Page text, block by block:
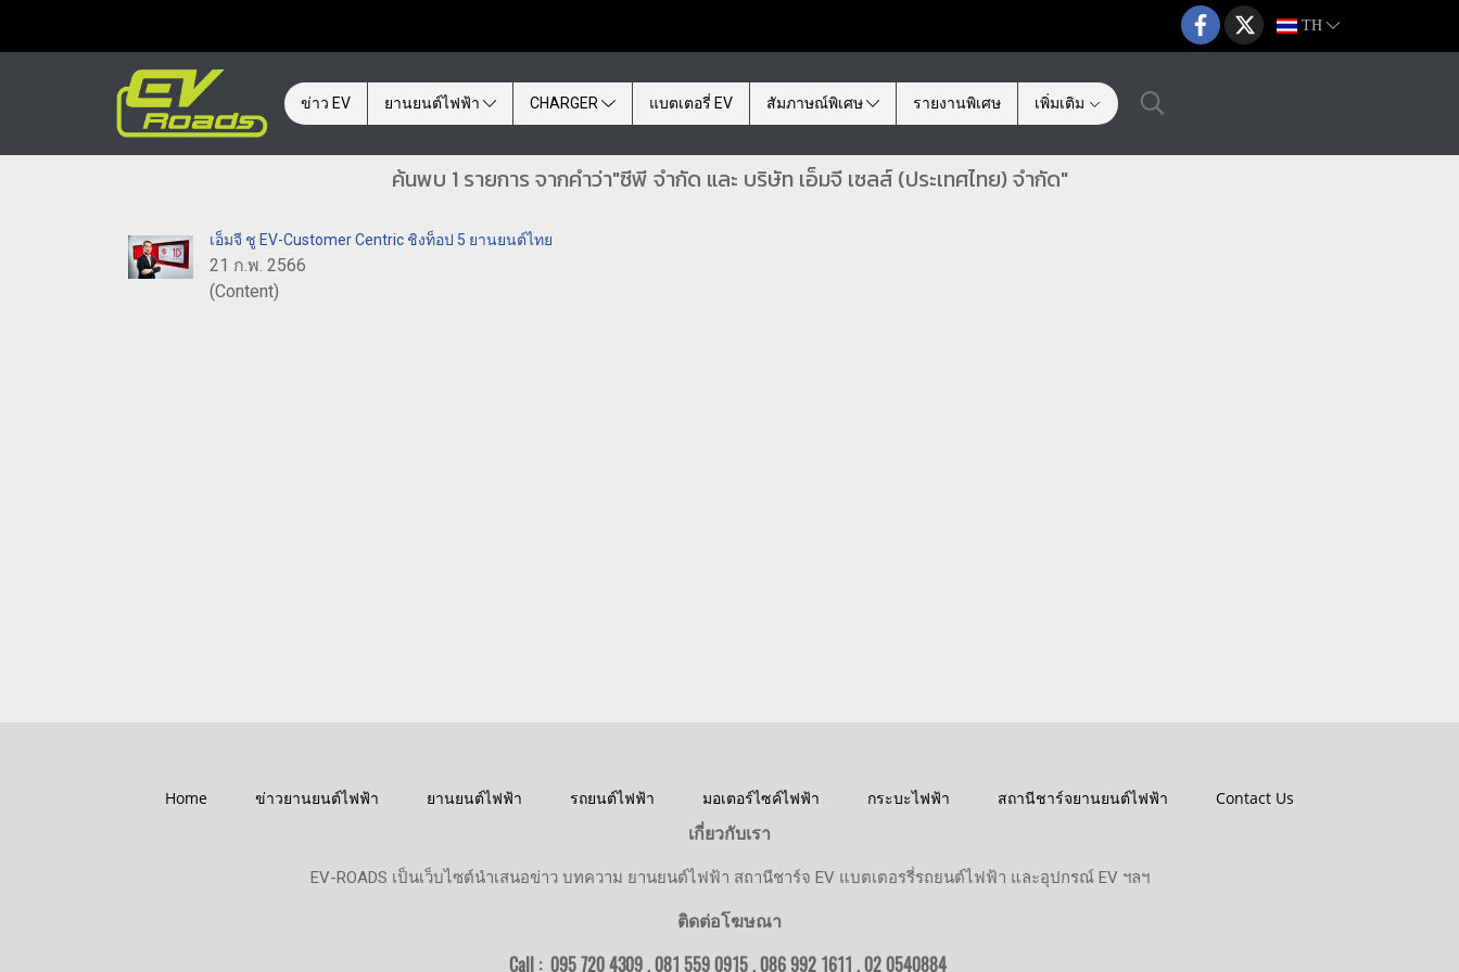
TH
ข่าว EV ยานยนต์ไฟฟ้า CHARGER แบตเตอรี่ EV สัมภาษณ์พิเศษ รายงานพิเศษ เพิ่มเติม
ค้นพบ 1 รายการ จากคำว่า"ซีพี จำกัด และ บริษัท เอ็มจี เซลส์ (ประเทศไทย) จำกัด"
เอ็มจี ชู EV-Customer Centric ชิงท็อป 5 ยานยนต์ไทย
21 ก.พ. 2566
(Content)
Home ข่าวยานยนต์ไฟฟ้า ยานยนต์ไฟฟ้า รถยนต์ไฟฟ้า มอเตอร์ไซค์ไฟฟ้า กระบะไฟฟ้า สถานีชาร์จยานยนต์ไฟฟ้า
Contact Us
เกี่ยวกับเรา
EV-ROADS เป็นเว็บไซต์นำเสนอข่าว บทความ ยานยนต์ไฟฟ้า สถานีชาร์จ EV แบตเตอรรี่รถยนต์ไฟฟ้า และอุปกรณ์ EV ฯลฯ
ติดต่อโฆษณา
Call : 095 720 4309 , 081 559 0915 , 086 992 1611 ,02 0540884